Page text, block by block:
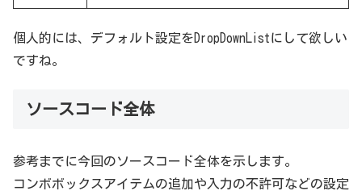
個人的には、デフォルト設定をDropDownListにして欲しい
ですね。
ソースコード全体
参考までに今回のソースコード全体を示します。
コンボボックスアイテムの追加や入力の不許可などの設定